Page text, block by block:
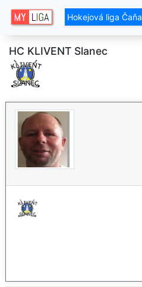
Hokejová liga Čaňa
HC KLIVENT Slanec